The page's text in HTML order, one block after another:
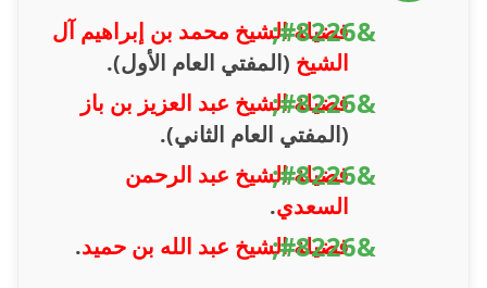
فضيلة الشيخ محمد بن إبراهيم آل
الشيخ (المفتي العام الأول).
فضيلة الشيخ عبد العزيز بن باز
(المفتي العام الثاني).
فضيلة الشيخ عبد الرحمن
السعدي.
فضيلة الشيخ عبد الله بن حميد.